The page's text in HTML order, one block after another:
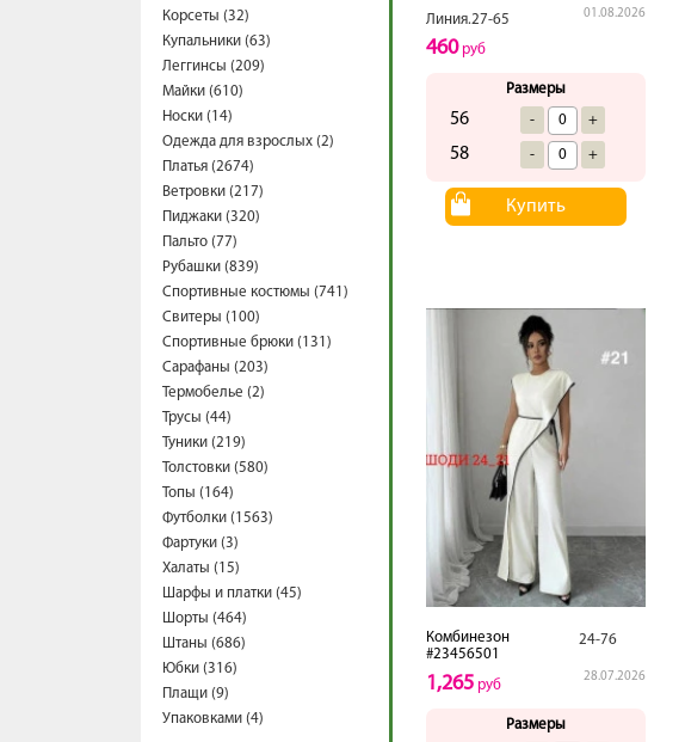
Корсеты (32)
Купальники (63)
Леггинсы (209)
Майки (610)
Носки (14)
Одежда для взрослых (2)
Платья (2674)
Ветровки (217)
Пиджаки (320)
Пальто (77)
Рубашки (839)
Спортивные костюмы (741)
Свитеры (100)
Спортивные брюки (131)
Сарафаны (203)
Термобелье (2)
Трусы (44)
Туники (219)
Толстовки (580)
Топы (164)
Футболки (1563)
Фартуки (3)
Халаты (15)
Шарфы и платки (45)
Шорты (464)
Штаны (686)
Юбки (316)
Плащи (9)
Упаковками (4)
Линия.27-65
01.08.2026
460руб
Размеры
56 - +
58 - +
Купить
Комбинезон
#23456501
24-76
28.07.2026
1,265 руб
Размеры